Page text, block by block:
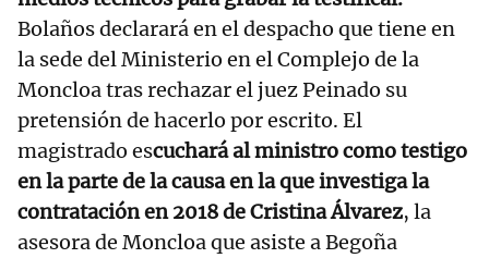
Bolaños declarará en el despacho que tiene en
la sede del Ministerio en el Complejo de la
Moncloa tras rechazar el juez Peinado su
pretensión de hacerlo por escrito. El
magistrado escuchará al ministro como testigo
en la parte de la causa en la que investiga la
contratación en 2018 de Cristina Álvarez, la
asesora de Moncloa que asiste a Begoña